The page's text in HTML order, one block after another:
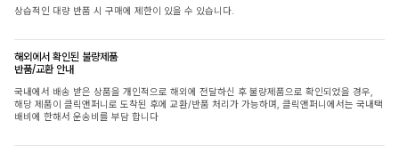
상습적인 대량 반품 시 구매에 제한이 있을 수 있습니다.
해외에서 확인된 불량제품
반품/교환 안내
국내에서 배송 받은 상품을 개인적으로 해외에 전달하신 후 불량제품으로 확인되었을 경우,
해당 제품이 클릭앤퍼니로 도착된 후에 교환/반품 처리가 가능하며, 클릭앤퍼니에서는 국내택
배비에 한해서 운송비를 부담 합니다